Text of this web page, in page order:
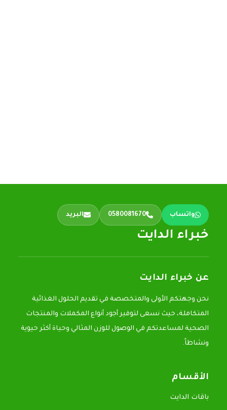
واتساب 0580081670 البريد
خبراء الدايت
عن خبراء الدايت
نحن وجهتكم الأولى والمتخصصة في تقديم الحلول الغذائية
المتكاملة، حيث نسعى لتوفير أجود أنواع المكملات والمنتجات
الصحية لمساعدتكم في الوصول للوزن المثالي وحياة أكثر حيوية
ونشاطاً.
الأقسام
باقات الدايت